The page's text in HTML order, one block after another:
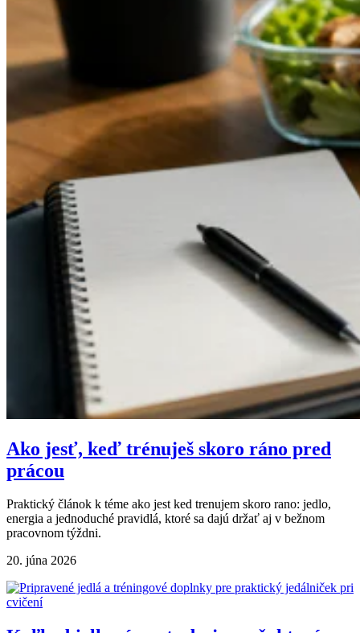
Ako jesť, keď trénuješ skoro ráno pred
prácou
Praktický článok k téme ako jest ked trenujem skoro rano: jedlo,
energia a jednoduché pravidlá, ktoré sa dajú držať aj v bežnom
pracovnom týždni.
20. júna 2026